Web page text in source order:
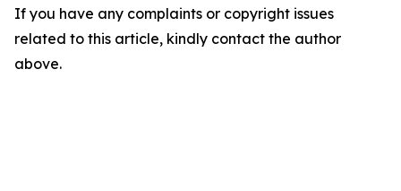
If you have any complaints or copyright issues
related to this article, kindly contact the author
above.